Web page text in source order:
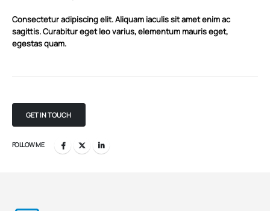
Consectetur adipiscing elit. Aliquam iaculis sit amet enim ac
sagittis. Curabitur eget leo varius, elementum mauris eget,
egestas quam.
GET IN TOUCH
FOLLOW ME